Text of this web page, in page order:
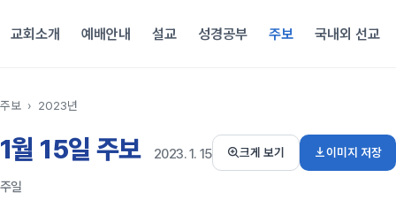
교회소개 예배안내 설교 성경공부 주보 국내외 선교
주보 › 2023년
1월 15일 주보 2023. 1. 15
주일
크게 보기 이미지 저장